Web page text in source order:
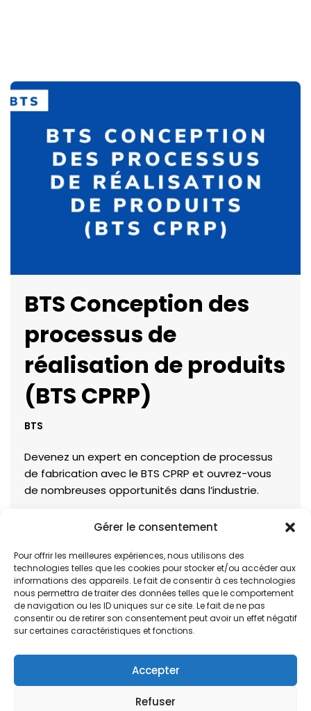
Gérer le consentement
Pour offrir les meilleures expériences, nous utilisons des
technologies telles que les cookies pour stocker et/ou accéder aux
informations des appareils. Le fait de consentir à ces technologies
nous permettra de traiter des données telles que le comportement
de navigation ou les ID uniques sur ce site. Le fait de ne pas
consentir ou de retirer son consentement peut avoir un effet négatif
sur certaines caractéristiques et fonctions.
Accepter
Refuser
BTS Conception des
processus de
réalisation de produits
(BTS CPRP)
BTS
Devenez un expert en conception de processus
de fabrication avec le BTS CPRP et ouvrez-vous
de nombreuses opportunités dans l’industrie.
2 3